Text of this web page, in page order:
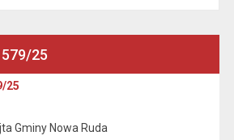
25
25
Gminy Nowa Ruda